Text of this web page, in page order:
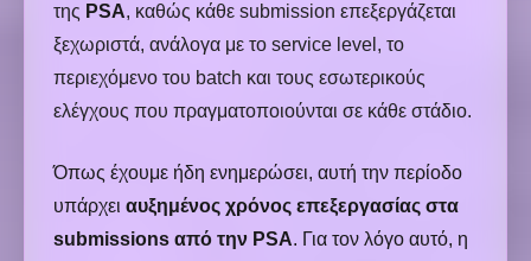
της PSA, καθώς κάθε submission επεξεργάζεται
ξεχωριστά, ανάλογα με το service level, το
περιεχόμενο του batch και τους εσωτερικούς
ελέγχους που πραγματοποιούνται σε κάθε στάδιο.
Όπως έχουμε ήδη ενημερώσει, αυτή την περίοδο
υπάρχει αυξημένος χρόνος επεξεργασίας στα
submissions από την PSA. Για τον λόγο αυτό, η